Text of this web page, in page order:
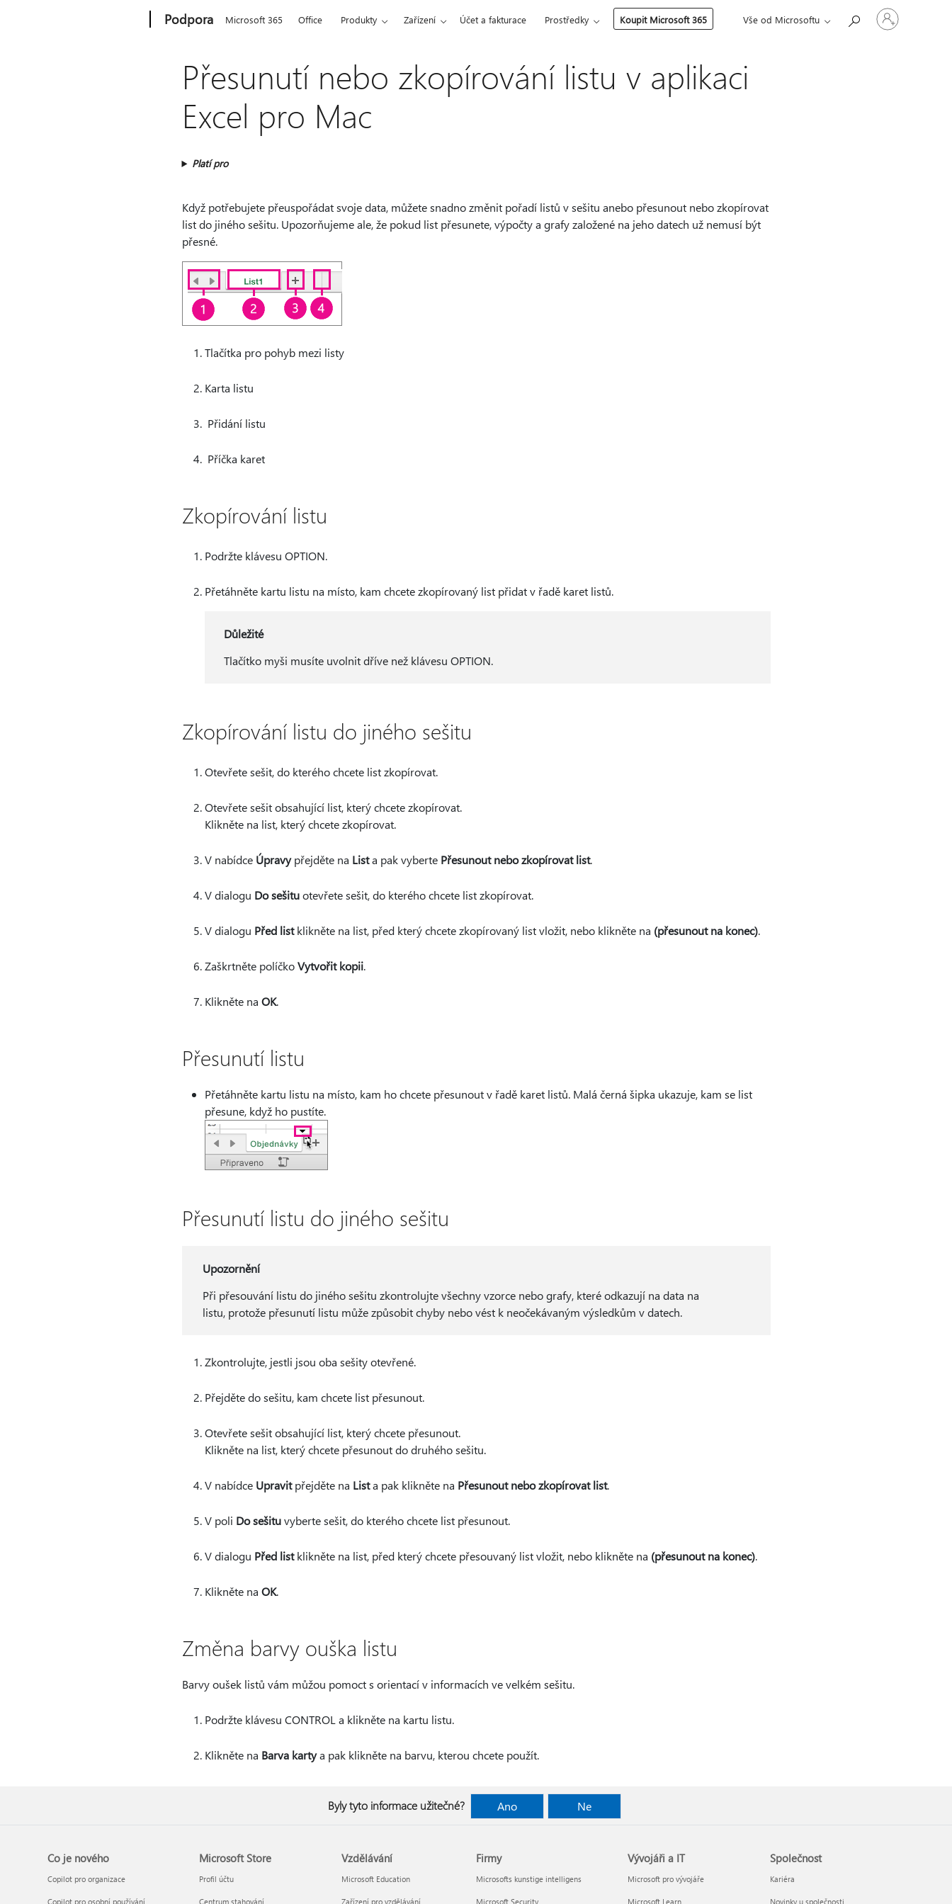
Podpora Microsoft 365 Office Produkty Zařízení Účet a fakturace Prostředky Koupit Microsoft 365 Vše od Microsoftu
Přihlaste
se
Přesunutí nebo zkopírování listu v aplikaci
Excel pro Mac
Platí pro
Když potřebujete přeuspořádat svoje data, můžete snadno změnit pořadí listů v sešitu anebo přesunout nebo zkopírovat
list do jiného sešitu. Upozorňujeme ale, že pokud list přesunete, výpočty a grafy založené na jeho datech už nemusí být
přesné.
Tlačítka pro pohyb mezi listy
Karta listu
Přidání listu
Příčka karet
Zkopírování listu
Podržte klávesu OPTION.
Přetáhněte kartu listu na místo, kam chcete zkopírovaný list přidat v řadě karet listů.
Důležité
Tlačítko myši musíte uvolnit dříve než klávesu OPTION.
Zkopírování listu do jiného sešitu
Otevřete sešit, do kterého chcete list zkopírovat.
Otevřete sešit obsahující list, který chcete zkopírovat.
Klikněte na list, který chcete zkopírovat.
V nabídce Úpravypřejděte na Lista pak vyberte Přesunout nebo zkopírovat list.
V dialogu Do sešituotevřete sešit, do kterého chcete list zkopírovat.
V dialogu Před listklikněte na list, před který chcete zkopírovaný list vložit, nebo klikněte na (přesunout na konec).
Zaškrtněte políčkoVytvořit kopii.
Klikněte na OK.
Přesunutí listu
Přetáhněte kartu listu na místo, kam ho chcete přesunout v řadě karet listů. Malá černá šipka ukazuje, kam se list
přesune, když ho pustíte.
Přesunutí listu do jiného sešitu
Upozornění
Při přesouvání listu do jiného sešitu zkontrolujte všechny vzorce nebo grafy, které odkazují na data na
listu, protože přesunutí listu může způsobit chyby nebo vést k neočekávaným výsledkům v datech.
Zkontrolujte, jestli jsou oba sešity otevřené.
Přejděte do sešitu, kam chcete list přesunout.
Otevřete sešit obsahující list, který chcete přesunout.
Klikněte na list, který chcete přesunout do druhého sešitu.
V nabídce Upravitpřejděte na Lista pak klikněte na Přesunout nebo zkopírovat list.
V poli Do sešituvyberte sešit, do kterého chcete list přesunout.
V dialogu Před listklikněte na list, před který chcete přesouvaný list vložit, nebo klikněte na (přesunout na konec).
Klikněte na OK.
Změna barvy ouška listu
Barvy oušek listů vám můžou pomoct s orientací v informacích ve velkém sešitu.
Podržte klávesu CONTROL a klikněte na kartu listu.
Klikněte na Barva kartya pak klikněte na barvu, kterou chcete použít.
Byly tyto informace užitečné? Ano Ne
Co je nového
Copilot pro organizace
Copilot pro osobní používání
Microsoft Store
Profil účtu
Centrum stahování
Vzdělávání
Microsoft Education
Zařízení pro vzdělávání
Firmy
Microsofts kunstige intelligens
Microsoft Security
Vývojáři a IT
Microsoft pro vývojáře
Microsoft Learn
Společnost
Kariéra
Novinky u společnosti